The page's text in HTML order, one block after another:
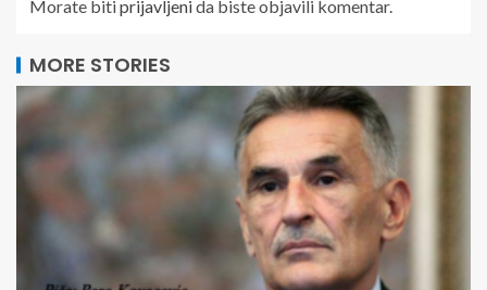
Morate bitiprijavljenida biste objavili komentar.
MORE STORIES